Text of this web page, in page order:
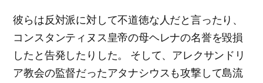
彼らは反対派に対して不道徳な人だと言ったり、
コンスタンティヌス皇帝の母ヘレナの名誉を毀損
したと告発したりした。 そして、アレクサンドリ
ア教会の監督だったアタナシウスも攻撃して島流